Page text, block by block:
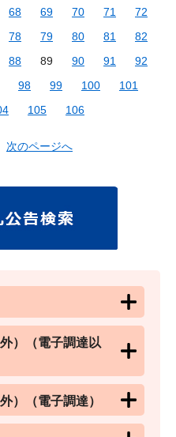
68 69 70 71
72
78 79 80 81
82
88 89 90 91
92
98 99 100
101
105 106
次のページへ
）（電子調達以
）（電子調達）